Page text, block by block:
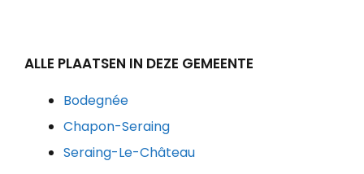
ALLE PLAATSEN IN DEZE GEMEENTE
Bodegnée
Chapon-Seraing
Seraing-Le-Château